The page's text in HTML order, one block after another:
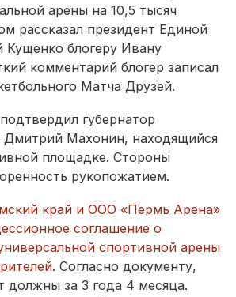
арены на 10,5 тысяч
рассказал президент Единой
Кущенко блогеру Ивану
комментарий блогер записал
Матча Друзей.
губернатор
Дмитрий Махонин, находящийся
площадке. Стороны
рукопожатием.
край и ООО «Пермь Арена»
соглашение о
спортивной арены
. Согласно документу,
должны за 3 года 4 месяца.